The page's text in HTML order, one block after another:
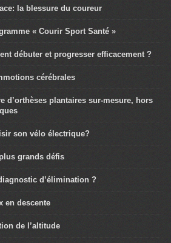
la blessure du coureur
« Courir Sport Santé »
débuter et progresser efficacement ?
cérébrales
d’orthèses plantaires sur-mesure, hors
son vélo électrique?
grands défis
d’élimination ?
en descente
de l’altitude